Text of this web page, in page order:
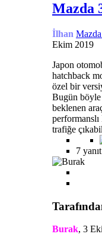
Mazda
İlhan
Ekim 2019
Japon
hatchback
özel bir
Bugün böyle
beklenen
trafiğe
7 yanıt
Burak, 3